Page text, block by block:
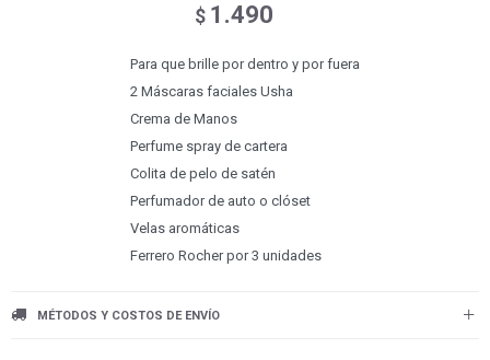
$ 1.490
Para que brille por dentro y por fuera
2 Máscaras faciales Usha
Crema de Manos
Perfume spray de cartera
Colita de pelo de satén
Perfumador de auto o clóset
Velas aromáticas
Ferrero Rocher por 3 unidades
MÉTODOS Y COSTOS DE ENVÍO